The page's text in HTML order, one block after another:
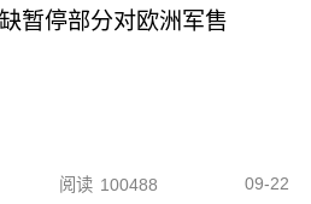
暂停部分对欧洲军售
阅读 100488 09-22